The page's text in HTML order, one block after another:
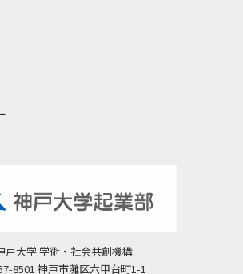
戸大学 学術・社会共創機構
8501 神戸市灘区六甲台町1-1